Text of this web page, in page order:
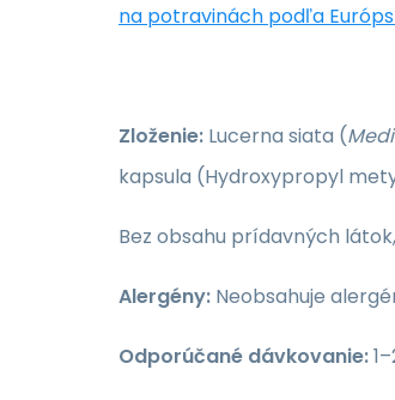
na potravinách podľa
Zloženie: Lucerna siata (
kapsula (Hydroxypropyl
Bez obsahu prídavných
Alergény: Neobsahuje
Odporúčané dávkovanie: